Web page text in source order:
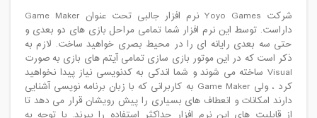
شرکت Yoyo Games نرم افزار جالبی تحت عنوان Game Maker
داراست. توسط این نرم افزار شما تمامی مراحل بازی های دو بعدی و
حتی سه بعدی رایانه ای را در محیط بصری خواهید ساخت. لازم به
ذکر است که در این موتور بازی سازی تمامی آیتم های بازی به صورت
Visual ساخته می شوند و شما اندکی به کدنویسی نیاز پیدا نخواهید
کرد ، ولی Game Maker به کاربرانی که با زبان برنامه نویسی آشنایی
دارند امکانات و انعطاف های بسیاری را پیش رویشان قرار می دهد تا